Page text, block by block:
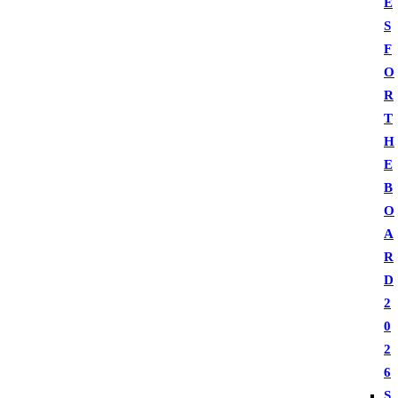
S
F
O
R
T
H
E
B
O
A
R
D
2
0
2
6
S